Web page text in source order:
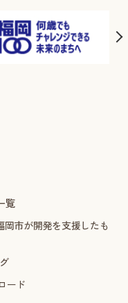
覧
市が開発を支援したも
ード